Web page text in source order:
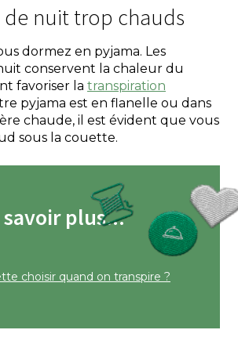
de nuit trop chauds
dormez en pyjama. Les
conservent la chaleur du
favoriser la transpiration
pyjama est en flanelle ou dans
chaude, il est évident que vous
sous la couette.
savoir plus...
choisir quand on transpire ?